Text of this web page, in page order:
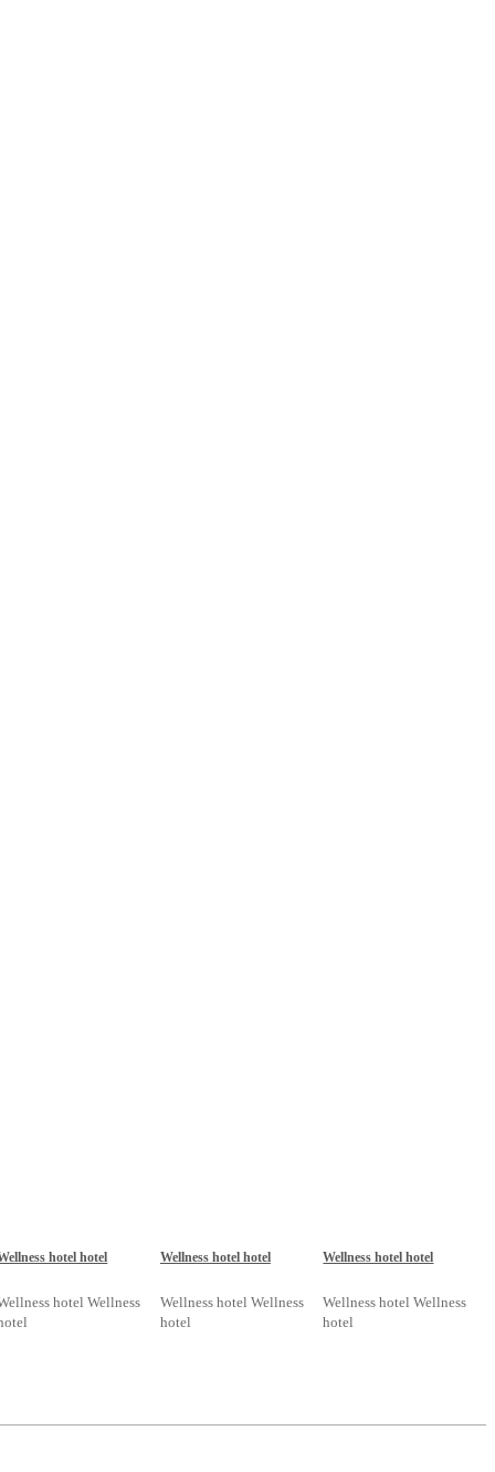
hotel hotel
hotel Wellness
Wellness hotel hotel
Wellness hotel Wellness
hotel
Wellness hotel hotel
Wellness hotel Wellness
hotel